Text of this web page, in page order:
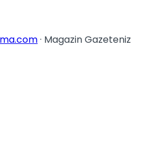
· Magazin Gazeteniz